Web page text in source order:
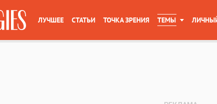
ЛУЧШЕЕ СТАТЬИ ТОЧКА ЗРЕНИЯ ТЕМЫ